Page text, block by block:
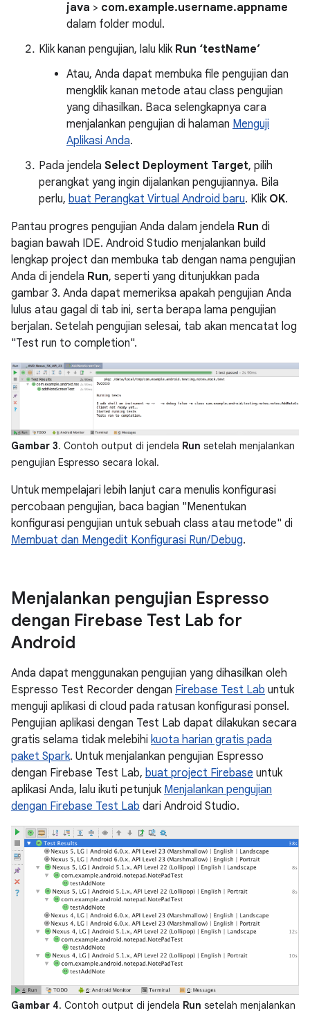
java > com.example.username.appname
dalam folder modul.
Klik kanan pengujian, lalu klik Run ‘testName’
Atau, Anda dapat membuka file pengujian dan
mengklik kanan metode atau class pengujian
yang dihasilkan. Baca selengkapnya cara
menjalankan pengujian di halaman Menguji
Aplikasi Anda.
Pada jendela Select Deployment Target, pilih
perangkat yang ingin dijalankan pengujiannya. Bila
perlu, buat Perangkat Virtual Android baru. Klik OK.
Pantau progres pengujian Anda dalam jendela Run di
bagian bawah IDE. Android Studio menjalankan build
lengkap project dan membuka tab dengan nama pengujian
Anda di jendela Run, seperti yang ditunjukkan pada
gambar 3. Anda dapat memeriksa apakah pengujian Anda
lulus atau gagal di tab ini, serta berapa lama pengujian
berjalan. Setelah pengujian selesai, tab akan mencatat log
"Test run to completion".
Gambar 3. Contoh output di jendela Run setelah menjalankan
pengujian Espresso secara lokal.
Untuk mempelajari lebih lanjut cara menulis konfigurasi
percobaan pengujian, baca bagian "Menentukan
konfigurasi pengujian untuk sebuah class atau metode" di
Membuat dan Mengedit Konfigurasi Run/Debug.
Menjalankan pengujian Espresso
dengan Firebase Test Lab for
Android
Anda dapat menggunakan pengujian yang dihasilkan oleh
Espresso Test Recorder dengan Firebase Test Lab untuk
menguji aplikasi di cloud pada ratusan konfigurasi ponsel.
Pengujian aplikasi dengan Test Lab dapat dilakukan secara
gratis selama tidak melebihi kuota harian gratis pada
paket Spark. Untuk menjalankan pengujian Espresso
dengan Firebase Test Lab, buat project Firebase untuk
aplikasi Anda, lalu ikuti petunjuk Menjalankan pengujian
dengan Firebase Test Lab dari Android Studio.
Gambar 4. Contoh output di jendela Run setelah menjalankan